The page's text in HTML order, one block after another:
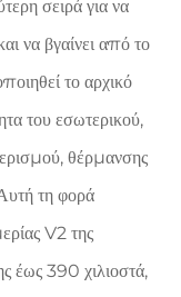
σειρά για να
να βγαίνει από το
το αρχικό
του εσωτερικού,
θέρμανσης
τη φορά
V2 της
390 χιλιοστά,